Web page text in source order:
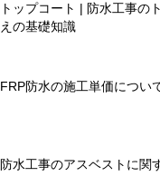
トップコート | 防水工事の
えの基礎知識
FRP防水の施工単価につい
防水工事のアスベストに関